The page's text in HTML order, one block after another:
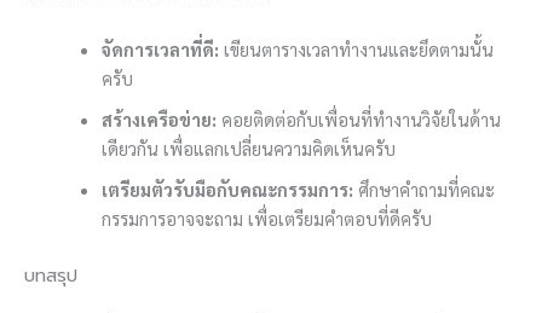
จัดการเวลาที่ดี: เขียนตารางเวลาทำงานและยึดตามนั้น
ครับ
สร้างเครือข่าย: คอยติดต่อกับเพื่อนที่ทำงานวิจัยในด้าน
เดียวกัน เพื่อแลกเปลี่ยนความคิดเห็นครับ
เตรียมตัวรับมือกับคณะกรรมการ: ศึกษาคำถามที่คณะ
กรรมการอาจจะถาม เพื่อเตรียมคำตอบที่ดีครับ
บทสรุป